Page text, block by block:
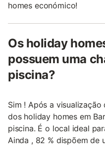
homes económico!
Os holiday
possuem uma
piscina?
Sim ! Após a
dos holiday homes em
piscina. É o local ideal
Ainda , 82 % dispõem de